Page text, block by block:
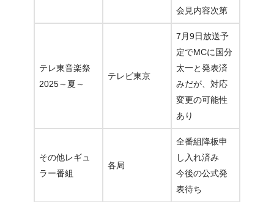
会見内容次第
テレ東音楽祭
2025～夏～
テレビ東京
7月9日放送予
定でMCに国分
太一と発表済
みだが、対応
変更の可能性
あり
その他レギュ
ラー番組
各局
全番組降板申
し入れ済み
今後の公式発
表待ち